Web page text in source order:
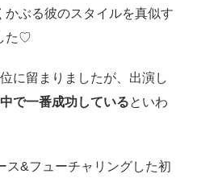
かぶる彼のスタイルを真似す
た♡
に留まりましたが、出演し
で一番成功しているといわ
ス&フューチャリングした初